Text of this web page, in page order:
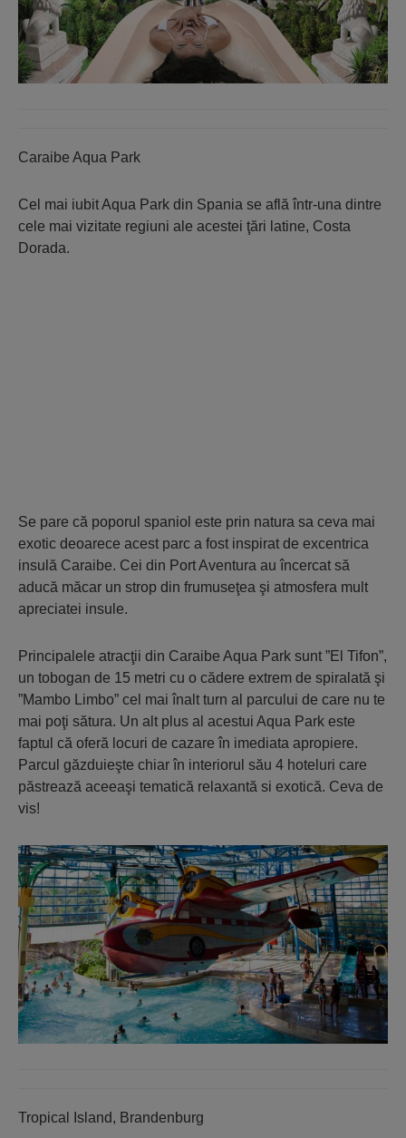
Caraibe Aqua Park
Cel mai iubit Aqua Park din Spania se află într-una dintre
cele mai vizitate regiuni ale acestei ţări latine, Costa
Dorada.
Se pare că poporul spaniol este prin natura sa ceva mai
exotic deoarece acest parc a fost inspirat de excentrica
insulă Caraibe. Cei din Port Aventura au încercat să
aducă măcar un strop din frumuseţea şi atmosfera mult
apreciatei insule.
Principalele atracţii din Caraibe Aqua Park sunt ”El Tifon”,
un tobogan de 15 metri cu o cădere extrem de spiralată şi
”Mambo Limbo” cel mai înalt turn al parcului de care nu te
mai poţi sătura. Un alt plus al acestui Aqua Park este
faptul că oferă locuri de cazare în imediata apropiere.
Parcul găzduieşte chiar în interiorul său 4 hoteluri care
păstrează aceeaşi tematică relaxantă si exotică. Ceva de
vis!
Tropical Island, Brandenburg